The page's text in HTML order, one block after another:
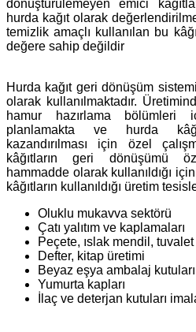
dönüştürülemeyen emici
hurda kağıt olarak
temizlik amaçlı kullanılan bu
değere sahip değildir
Hurda kağıt geri dönüşüm
olarak kullanılmaktadır.
hamur hazırlama bölümleri
planlamakta ve hurda
kazandırılması için özel
kâğıtların geri dönüşümü
hammadde olarak kullanıldığı
kâğıtların kullanıldığı üretim
Oluklu mukavva sektörü
Çatı yalıtım ve kaplamaları
Peçete, ıslak mendil,
Defter, kitap üretimi
Beyaz eşya ambalaj kutuları
Yumurta kapları
İlaç ve deterjan kutuları